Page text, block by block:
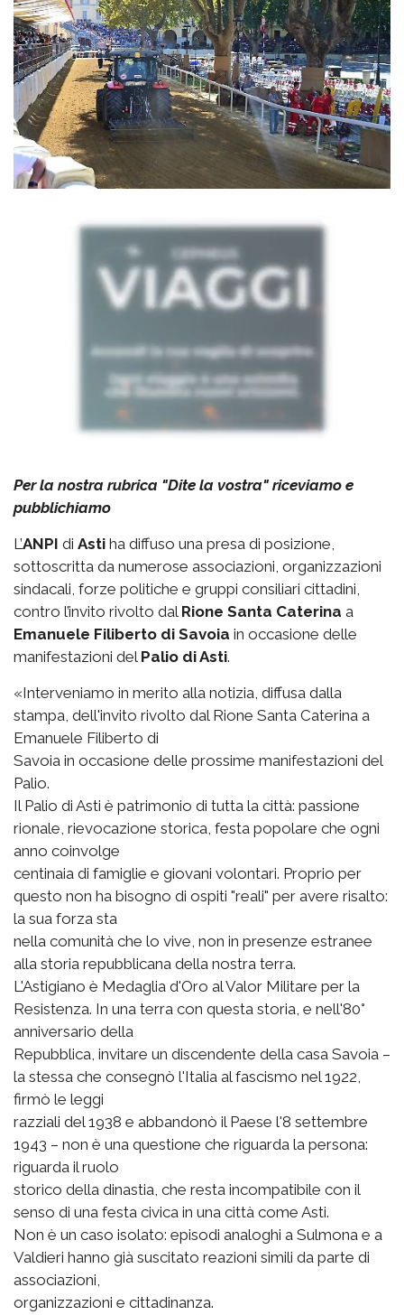
Per la nostra rubrica "Dite la vostra" riceviamo e
pubblichiamo
L’ANPI di Asti ha diffuso una presa di posizione,
sottoscritta da numerose associazioni, organizzazioni
sindacali, forze politiche e gruppi consiliari cittadini,
contro l’invito rivolto dal Rione Santa Caterina a
Emanuele Filiberto di Savoia in occasione delle
manifestazioni del Palio di Asti.
«Interveniamo in merito alla notizia, diffusa dalla
stampa, dell'invito rivolto dal Rione Santa Caterina a
Emanuele Filiberto di
Savoia in occasione delle prossime manifestazioni del
Palio.
Il Palio di Asti è patrimonio di tutta la città: passione
rionale, rievocazione storica, festa popolare che ogni
anno coinvolge
centinaia di famiglie e giovani volontari. Proprio per
questo non ha bisogno di ospiti "reali" per avere risalto:
la sua forza sta
nella comunità che lo vive, non in presenze estranee
alla storia repubblicana della nostra terra.
L'Astigiano è Medaglia d'Oro al Valor Militare per la
Resistenza. In una terra con questa storia, e nell'80°
anniversario della
Repubblica, invitare un discendente della casa Savoia –
la stessa che consegnò l'Italia al fascismo nel 1922,
firmò le leggi
razziali del 1938 e abbandonò il Paese l'8 settembre
1943 – non è una questione che riguarda la persona:
riguarda il ruolo
storico della dinastia, che resta incompatibile con il
senso di una festa civica in una città come Asti.
Non è un caso isolato: episodi analoghi a Sulmona e a
Valdieri hanno già suscitato reazioni simili da parte di
associazioni,
organizzazioni e cittadinanza.